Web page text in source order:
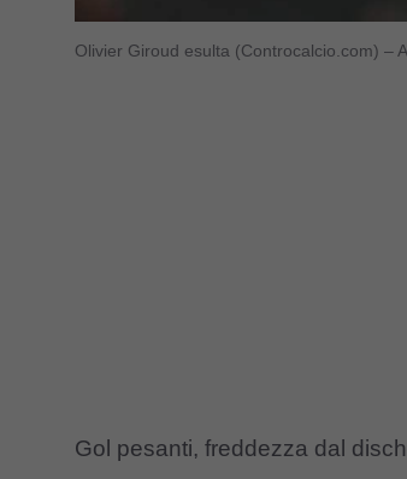
Olivier Giroud esulta (Controcalcio.com) –
Gol pesanti, freddezza dal